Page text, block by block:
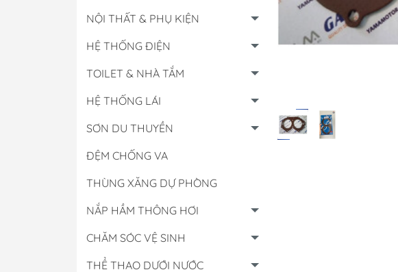
Cổ
Đồng Hồ & Cảm Biến
Nhớt - Nước Làm Mát -
NỘI THẤT & PHỤ KIỆN
HỆ THỐNG ĐIỆN
TOILET & NHÀ TẮM
HỆ THỐNG LÁI
SƠN DU THUYỀN
ĐỆM CHỐNG VA
THÙNG XĂNG DỰ PHÒNG
NẮP HẦM THÔNG HƠI
CHĂM SÓC VỆ SINH
THỂ THAO DƯỚI NƯỚC